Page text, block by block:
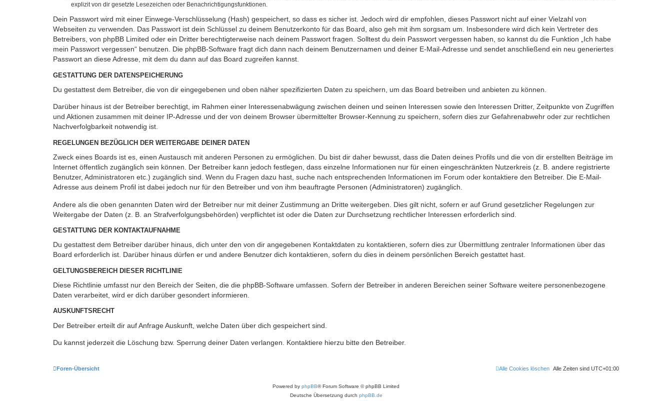
explizit von dir gesetzte Lesezeichen oder Benachrichtigungsfunktionen.
Dein Passwort wird mit einer Einwege-Verschlüsselung (Hash) gespeichert, so dass es sicher ist. Jedoch wird dir empfohlen, dieses Passwort nicht auf einer Vielzahl von
Webseiten zu verwenden. Das Passwort ist dein Schlüssel zu deinem Benutzerkonto für das Board, also geh mit ihm sorgsam um. Insbesondere wird dich kein Vertreter des
Betreibers, von phpBB Limited oder ein Dritter berechtigterweise nach deinem Passwort fragen. Solltest du dein Passwort vergessen haben, so kannst du die Funktion „Ich habe
mein Passwort vergessen“ benutzen. Die phpBB-Software fragt dich dann nach deinem Benutzernamen und deiner E-Mail-Adresse und sendet anschließend ein neu generiertes
Passwort an diese Adresse, mit dem du dann auf das Board zugreifen kannst.
GESTATTUNG DER DATENSPEICHERUNG
Du gestattest dem Betreiber, die von dir eingegebenen und oben näher spezifizierten Daten zu speichern, um das Board betreiben und anbieten zu können.
Darüber hinaus ist der Betreiber berechtigt, im Rahmen einer Interessenabwägung zwischen deinen und seinen Interessen sowie den Interessen Dritter, Zeitpunkte von Zugriffen
und Aktionen zusammen mit deiner IP-Adresse und der von deinem Browser übermittelter Browser-Kennung zu speichern, sofern dies zur Gefahrenabwehr oder zur rechtlichen
Nachverfolgbarkeit notwendig ist.
REGELUNGEN BEZÜGLICH DER WEITERGABE DEINER DATEN
Zweck eines Boards ist es, einen Austausch mit anderen Personen zu ermöglichen. Du bist dir daher bewusst, dass die Daten deines Profils und die von dir erstellten Beiträge im
Internet öffentlich zugänglich sein können. Der Betreiber kann jedoch festlegen, dass einzelne Informationen nur für einen eingeschränkten Nutzerkreis (z. B. andere registrierte
Benutzer, Administratoren etc.) zugänglich sind. Wenn du Fragen dazu hast, suche nach entsprechenden Informationen im Forum oder kontaktiere den Betreiber. Die E-Mail-
Adresse aus deinem Profil ist dabei jedoch nur für den Betreiber und von ihm beauftragte Personen (Administratoren) zugänglich.
Andere als die oben genannten Daten wird der Betreiber nur mit deiner Zustimmung an Dritte weitergeben. Dies gilt nicht, sofern er auf Grund gesetzlicher Regelungen zur
Weitergabe der Daten (z. B. an Strafverfolgungsbehörden) verpflichtet ist oder die Daten zur Durchsetzung rechtlicher Interessen erforderlich sind.
GESTATTUNG DER KONTAKTAUFNAHME
Du gestattest dem Betreiber darüber hinaus, dich unter den von dir angegebenen Kontaktdaten zu kontaktieren, sofern dies zur Übermittlung zentraler Informationen über das
Board erforderlich ist. Darüber hinaus dürfen er und andere Benutzer dich kontaktieren, sofern du dies in deinem persönlichen Bereich gestattet hast.
GELTUNGSBEREICH DIESER RICHTLINIE
Diese Richtlinie umfasst nur den Bereich der Seiten, die die phpBB-Software umfassen. Sofern der Betreiber in anderen Bereichen seiner Software weitere personenbezogene
Daten verarbeitet, wird er dich darüber gesondert informieren.
AUSKUNFTSRECHT
Der Betreiber erteilt dir auf Anfrage Auskunft, welche Daten über dich gespeichert sind.
Du kannst jederzeit die Löschung bzw. Sperrung deiner Daten verlangen. Kontaktiere hierzu bitte den Betreiber.
Foren-Übersicht Alle Zeiten sind UTC+01:00
Alle Cookies löschen
Powered by phpBB® Forum Software © phpBB Limited
Deutsche Übersetzung durch phpBB.de